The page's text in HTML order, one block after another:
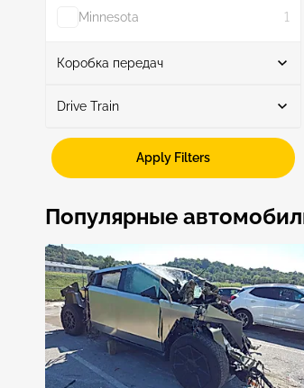
Minnesota
1
Show More
Коробка передач
Автоматическая 3
Drive Train
Apply Filters
Популярные